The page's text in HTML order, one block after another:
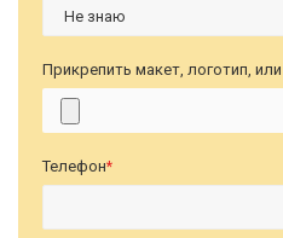
Прикрепить макет, логотип, или
Телефон*